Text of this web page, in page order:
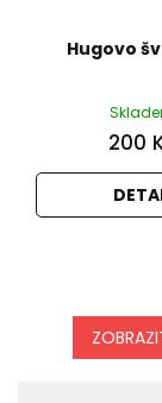
Hugovo
200